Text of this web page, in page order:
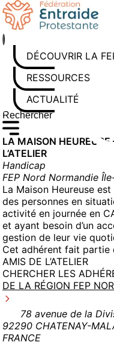
Aller
au
contenu
DÉCOUVRIR LA
RESSOURCES
ACTUALITÉS
Rechercher sur le site
Saisissez au moins 3
LA MAISON
L’ATELIER
Handicap
FEP Nord Normandie
La Maison Heureuse
des personnes en
activité en journée en
et ayant besoin d’un
gestion de leur vie
Cet adhérent fait partie
AMIS DE L’ATELIER
CHERCHER LES
DE LA RÉGION FEP
78 avenue de la
92290 CHATENAY-
FRANCE